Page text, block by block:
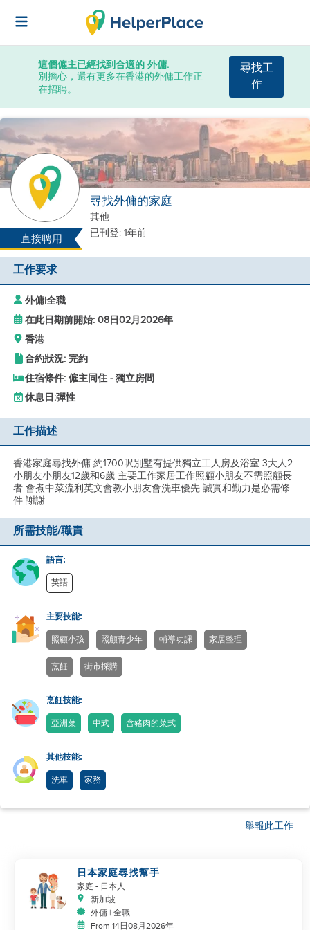
這個僱主已經找到合適的 外傭.
別擔心，還有更多在香港的外傭工作正
在招聘。
尋找工
作
直接聘用
尋找外傭的家庭
其他
已刊登: 1年前
工作要求
外傭|全職
在此日期前開始: 08日02月2026年
香港
合約狀況: 完約
住宿條件: 僱主同住 - 獨立房間
休息日:彈性
工作描述
香港家庭尋找外傭 約1700呎別墅有提供獨立工人房及浴室 3大人2
小朋友小朋友12歲和6歲 主要工作家居工作照顧小朋友不需照顧長
者 會煮中菜流利英文會教小朋友會洗車優先 誠實和勤力是必需條
件 謝謝
所需技能/職責
語言:
英語
主要技能:
照顧小孩 照顧青少年 輔導功課 家居整理
烹飪 街市採購
烹飪技能:
亞洲菜 中式 含豬肉的菜式
其他技能:
洗車 家務
舉報此工作
日本家庭尋找幫手
家庭 - 日本人
新加坡
外傭 | 全職
From 14日08月2026年